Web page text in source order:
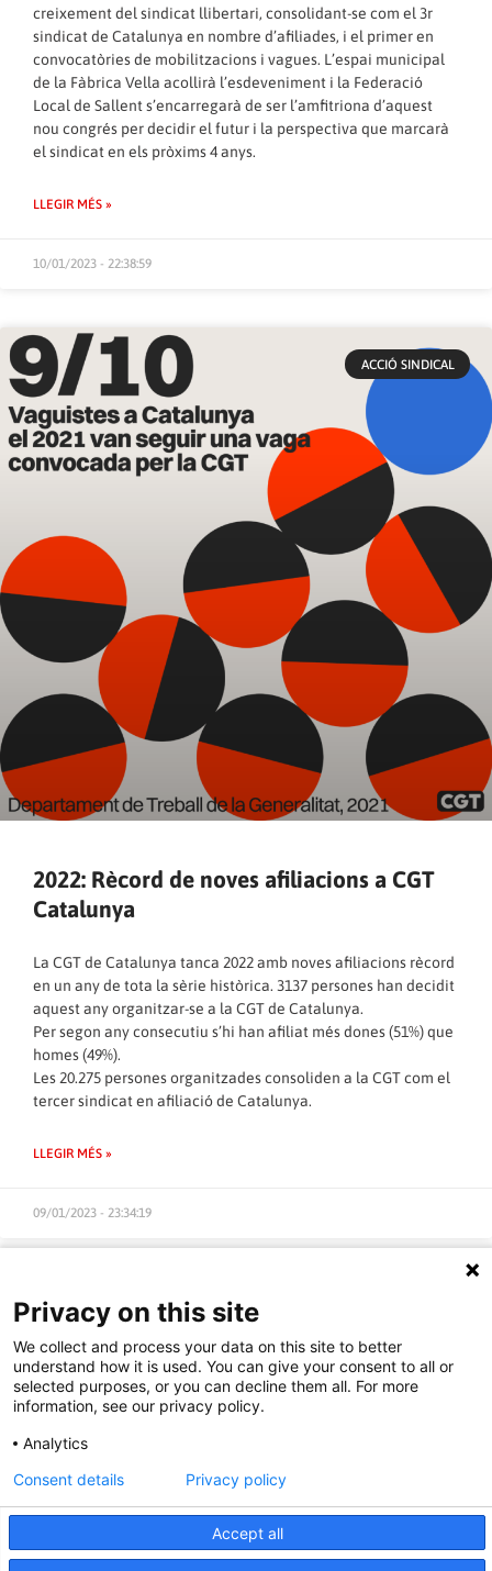
creixement del sindicat llibertari, consolidant-se com el 3r
sindicat de Catalunya en nombre d’afiliades, i el primer en
convocatòries de mobilitzacions i vagues. L’espai municipal
de la Fàbrica Vella acollirà l’esdeveniment i la Federació
Local de Sallent s’encarregarà de ser l’amfitriona d’aquest
nou congrés per decidir el futur i la perspectiva que marcarà
el sindicat en els pròxims 4 anys.
LLEGIR MÉS »
10/01/2023 - 22:38:59
ACCIÓ SINDICAL
2022: Rècord de noves afiliacions a CGT
Catalunya
La CGT de Catalunya tanca 2022 amb noves afiliacions rècord
en un any de tota la sèrie històrica. 3137 persones han decidit
aquest any organitzar-se a la CGT de Catalunya.
Per segon any consecutiu s’hi han afiliat més dones (51%) que
homes (49%).
Les 20.275 persones organitzades consoliden a la CGT com el
tercer sindicat en afiliació de Catalunya.
LLEGIR MÉS »
09/01/2023 - 23:34:19
Privacy on this site
We collect and process your data on this site to better
understand how it is used. You can give your consent to all or
selected purposes, or you can decline them all. For more
information, see our privacy policy.
Analytics
Accept all
Consent details Privacy policy